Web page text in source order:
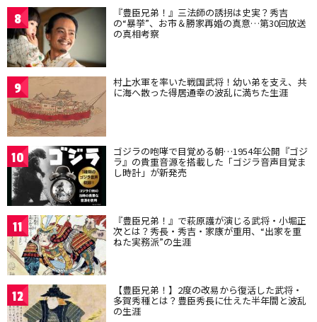
8 『豊臣兄弟！』三法師の誘拐は史実？秀吉
の“暴挙”、お市＆勝家再婚の真意…第30回放送
の真相考察
9 村上水軍を率いた戦国武将！幼い弟を支え、共
に海へ散った得居通幸の波乱に満ちた生涯
10 ゴジラの咆哮で目覚める朝…1954年公開『ゴジ
ラ』の貴重音源を搭載した「ゴジラ音声目覚ま
し時計」が新発売
11 『豊臣兄弟！』で萩原護が演じる武将・小堀正
次とは？秀長・秀吉・家康が重用、“出家を重
ねた実務派”の生涯
12 【豊臣兄弟！】2度の改易から復活した武将・
多賀秀種とは？豊臣秀長に仕えた半年間と波乱
の生涯